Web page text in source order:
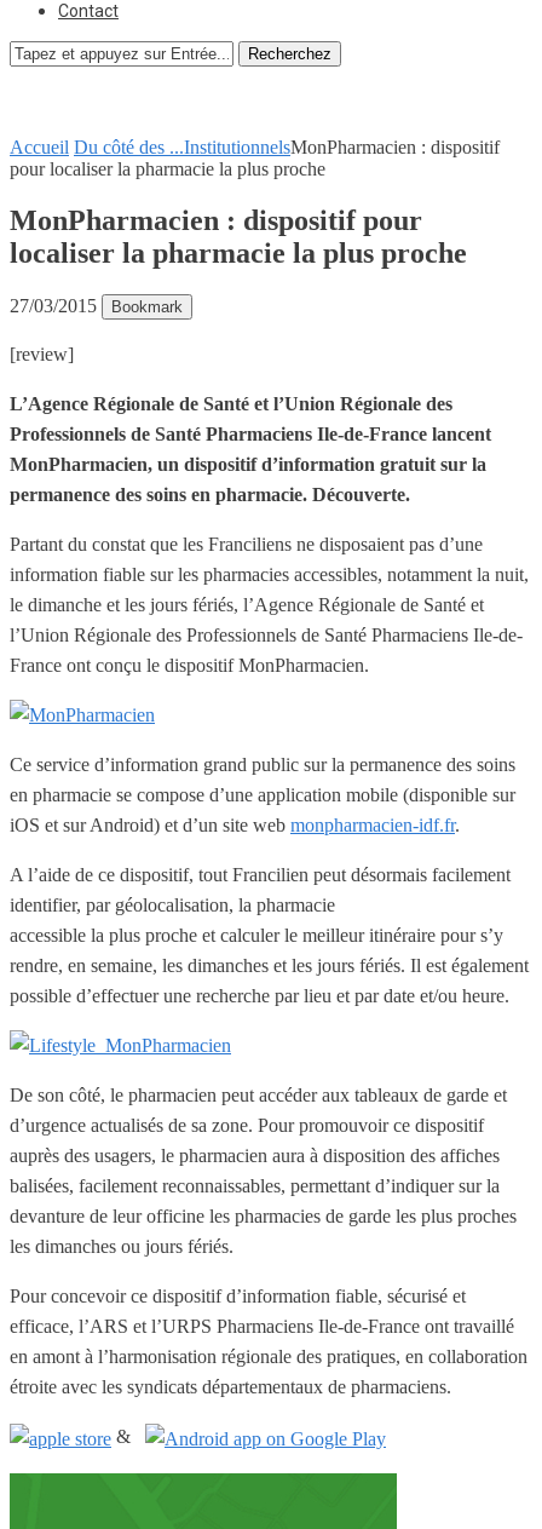
Contact
Recherchez
Accueil Du côté des ...InstitutionnelsMonPharmacien : dispositif
pour localiser la pharmacie la plus proche
MonPharmacien : dispositif pour
localiser la pharmacie la plus proche
27/03/2015 Bookmark
[review]
L’Agence Régionale de Santé et l’Union Régionale des
Professionnels de Santé Pharmaciens Ile-de-France lancent
MonPharmacien, un dispositif d’information gratuit sur la
permanence des soins en pharmacie. Découverte.
Partant du constat que les Franciliens ne disposaient pas d’une
information fiable sur les pharmacies accessibles, notamment la nuit,
le dimanche et les jours fériés, l’Agence Régionale de Santé et
l’Union Régionale des Professionnels de Santé Pharmaciens Ile-de-
France ont conçu le dispositif MonPharmacien.
Ce service d’information grand public sur la permanence des soins
en pharmacie se compose d’une application mobile (disponible sur
iOS et sur Android) et d’un site web monpharmacien-idf.fr.
A l’aide de ce dispositif, tout Francilien peut désormais facilement
identifier, par géolocalisation, la pharmacie
accessible la plus proche et calculer le meilleur itinéraire pour s’y
rendre, en semaine, les dimanches et les jours fériés. Il est également
possible d’effectuer une recherche par lieu et par date et/ou heure.
De son côté, le pharmacien peut accéder aux tableaux de garde et
d’urgence actualisés de sa zone. Pour promouvoir ce dispositif
auprès des usagers, le pharmacien aura à disposition des affiches
balisées, facilement reconnaissables, permettant d’indiquer sur la
devanture de leur officine les pharmacies de garde les plus proches
les dimanches ou jours fériés.
Pour concevoir ce dispositif d’information fiable, sécurisé et
efficace, l’ARS et l’URPS Pharmaciens Ile-de-France ont travaillé
en amont à l’harmonisation régionale des pratiques, en collaboration
étroite avec les syndicats départementaux de pharmaciens.
&